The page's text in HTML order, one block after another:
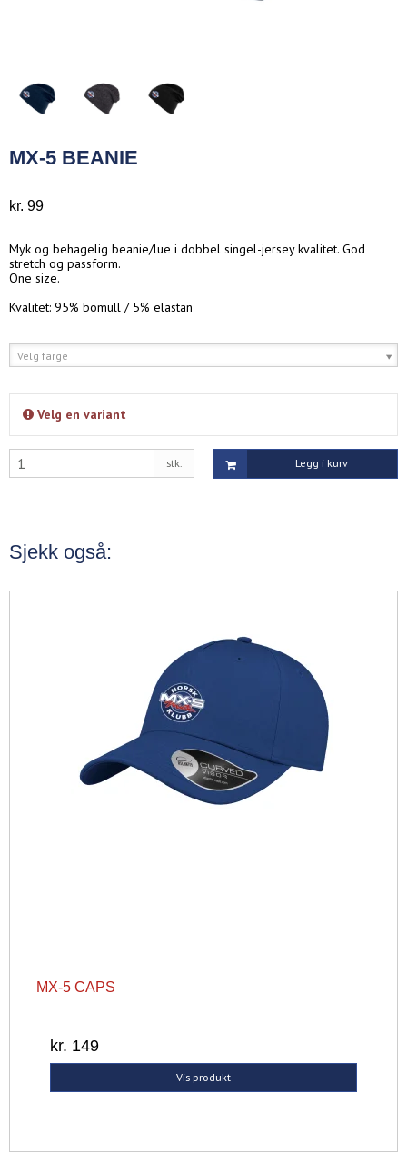
MX-5 BEANIE
kr. 99
Myk og behagelig beanie/lue i dobbel singel-jersey kvalitet. God
stretch og passform.
One size.
Kvalitet: 95% bomull / 5% elastan
Velg farge
Velg en variant
stk. Legg i kurv
Sjekk også:
MX-5 CAPS
kr. 149
Vis produkt